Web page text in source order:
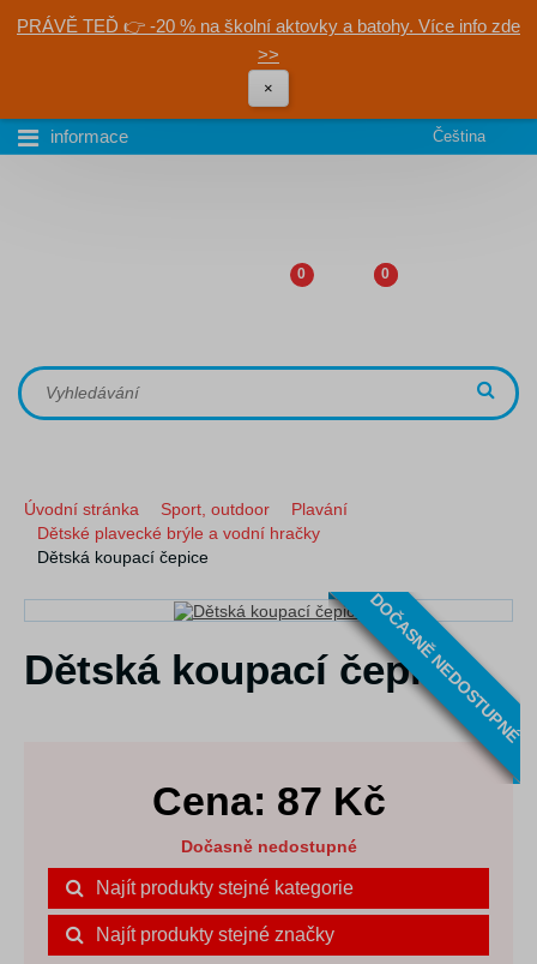
PRÁVĚ TEĎ 👉 -20 % na školní aktovky a batohy. Více info zde
>>
×
informace Čeština
0 0
Úvodní stránka Sport, outdoor
Plavání
Dětské plavecké brýle a vodní hračky
Dětská koupací čepice
DOČASNĚ NEDOSTUPNÉ
Dětská koupací čepice
Cena: 87 Kč
Dočasně nedostupné
Najít produkty stejné kategorie
Najít produkty stejné značky